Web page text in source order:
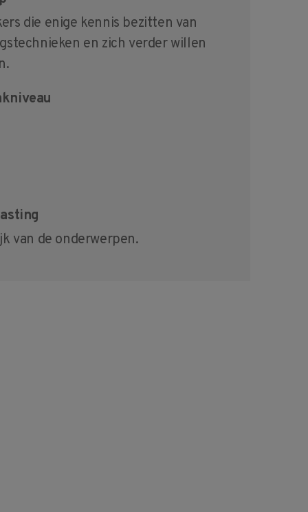
die enige kennis bezitten van
en zich verder willen
van de onderwerpen.